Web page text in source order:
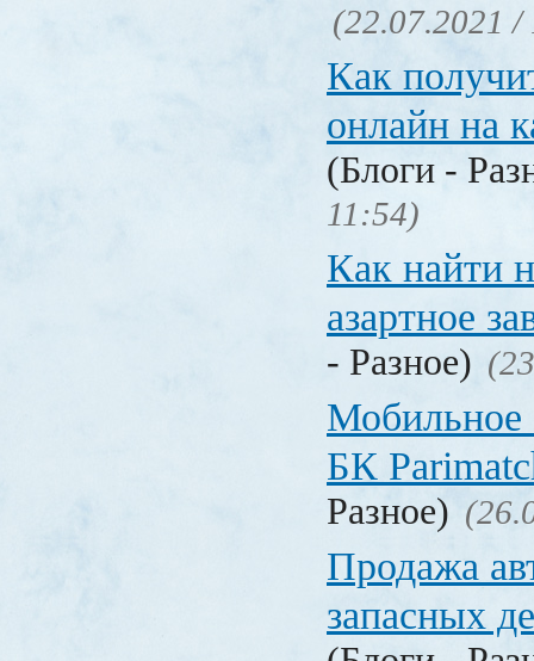
(22.07.2021 /
Как
онлайн на
(Блоги -
11:54)
Как найти
азартное
- Разное)
Мобильное
БК
Разное)
Продажа
запасных